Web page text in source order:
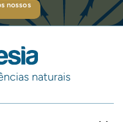
nossos
naturais